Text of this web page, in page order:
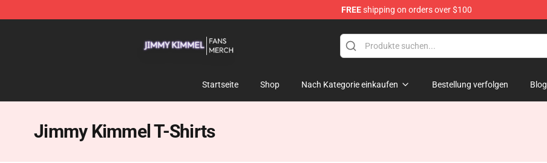
FREEshipping on orders over $100
Startseite Shop Nach Kategorie einkaufen Bestellung verfolgen Blog
Jimmy Kimmel T-Shirts